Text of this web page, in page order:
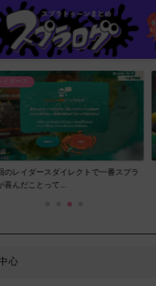
レイダース
のレイダースダイレクトで一番スプラ
喜んだことって...
心